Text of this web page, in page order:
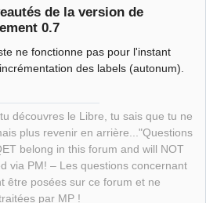
de la version de
0.7
ne fonctionne pas pour l'instant
des labels (autonum).
découvres le Libre, tu sais que tu ne
plus revenir en arrière..."Questions
belong in this forum and will NOT
via PM! – Les questions concernant
être posées sur ce forum et ne
par MP !